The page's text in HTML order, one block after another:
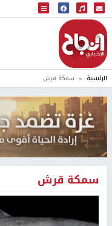
البث المباشر
إذاعة النجاح
الرئيسية سمكة قرش
سمكة قرش